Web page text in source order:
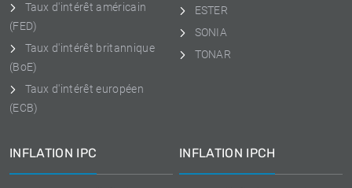
Taux d'intérêt américain
(FED)
Taux d'intérêt britannique
(BoE)
Taux d'intérêt européen
(ECB)
ESTER
SONIA
TONAR
INFLATION IPC INFLATION IPCH